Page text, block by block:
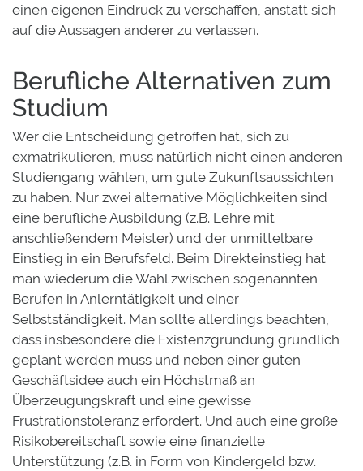
einen eigenen Eindruck zu verschaffen, anstatt sich
auf die Aussagen anderer zu verlassen.
Berufliche Alternativen zum
Studium
Wer die Entscheidung getroffen hat, sich zu
exmatrikulieren, muss natürlich nicht einen anderen
Studiengang wählen, um gute Zukunftsaussichten
zu haben. Nur zwei alternative Möglichkeiten sind
eine berufliche Ausbildung (z.B. Lehre mit
anschließendem Meister) und der unmittelbare
Einstieg in ein Berufsfeld. Beim Direkteinstieg hat
man wiederum die Wahl zwischen sogenannten
Berufen in Anlerntätigkeit und einer
Selbstständigkeit. Man sollte allerdings beachten,
dass insbesondere die Existenzgründung gründlich
geplant werden muss und neben einer guten
Geschäftsidee auch ein Höchstmaß an
Überzeugungskraft und eine gewisse
Frustrationstoleranz erfordert. Und auch eine große
Risikobereitschaft sowie eine finanzielle
Unterstützung (z.B. in Form von Kindergeld bzw.